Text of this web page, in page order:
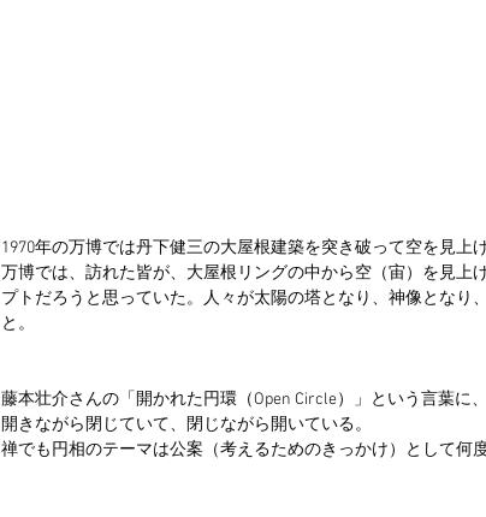
1970年の万博では丹下健三の大屋根建築を突き破って空を見上
万博では、訪れた皆が、大屋根リングの中から空（宙）を見上
プトだろうと思っていた。人々が太陽の塔となり、神像となり
と。
藤本壮介さんの「開かれた円環（Open Circle）」という言葉に
開きながら閉じていて、閉じながら開いている。
禅でも円相のテーマは公案（考えるためのきっかけ）として何度